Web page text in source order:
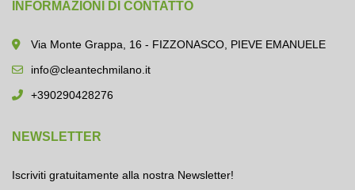
INFORMAZIONI DI CONTATTO
Via Monte Grappa, 16 - FIZZONASCO, PIEVE EMANUELE
info@cleantechmilano.it
+390290428276
NEWSLETTER
Iscriviti gratuitamente alla nostra Newsletter!